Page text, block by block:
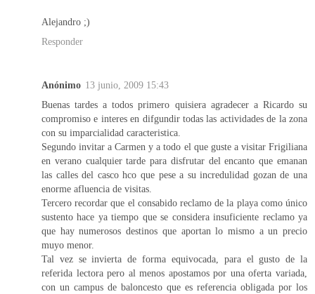
Alejandro ;)
Responder
Anónimo 13 junio, 2009 15:43
Buenas tardes a todos primero quisiera agradecer a Ricardo su
compromiso e interes en difgundir todas las actividades de la zona
con su imparcialidad caracteristica.
Segundo invitar a Carmen y a todo el que guste a visitar Frigiliana
en verano cualquier tarde para disfrutar del encanto que emanan
las calles del casco hco que pese a su incredulidad gozan de una
enorme afluencia de visitas.
Tercero recordar que el consabido reclamo de la playa como único
sustento hace ya tiempo que se considera insuficiente reclamo ya
que hay numerosos destinos que aportan lo mismo a un precio
muyo menor.
Tal vez se invierta de forma equivocada, para el gusto de la
referida lectora pero al menos apostamos por una oferta variada,
con un campus de baloncesto que es referencia obligada por los